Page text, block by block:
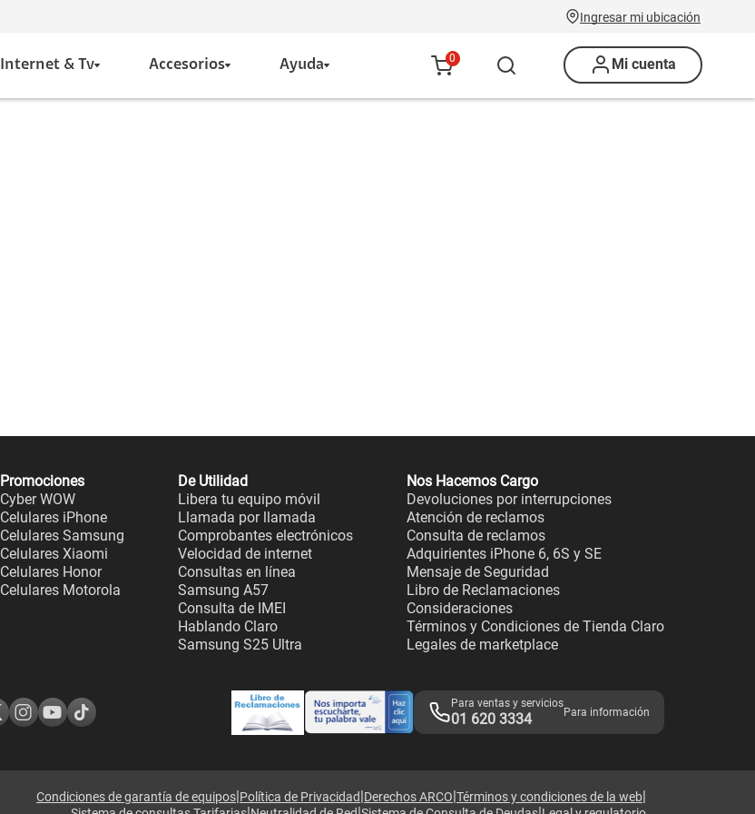
Ingresar mi ubicación
Internet & Tv Accesorios Ayuda 0 Mi cuenta
Promociones
Cyber WOW
Celulares iPhone
Celulares Samsung
Celulares Xiaomi
Celulares Honor
Celulares Motorola
De Utilidad
Libera tu equipo móvil
Llamada por llamada
Comprobantes electrónicos
Velocidad de internet
Consultas en línea
Samsung A57
Consulta de IMEI
Hablando Claro
Samsung S25 Ultra
Nos Hacemos Cargo
Devoluciones por interrupciones
Atención de reclamos
Consulta de reclamos
Adquirientes iPhone 6, 6S y SE
Mensaje de Seguridad
Libro de Reclamaciones
Consideraciones
Términos y Condiciones de Tienda Claro
Legales de marketplace
Para ventas y servicios
01 620 3334 Para información
Condiciones de garantía de equipos|Política de Privacidad|Derechos ARCO|Términos y condiciones de la web|